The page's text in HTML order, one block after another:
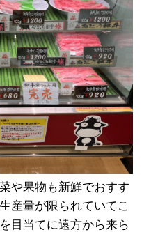
や果物も新鮮でおすす
産量が限られていてこ
目当てに遠方から来ら